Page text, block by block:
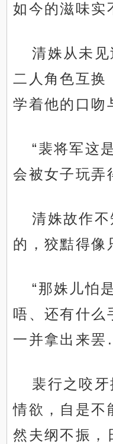
如今的滋味实
清姝从未
二人角色互换
学着他的口吻
“裴将军这
会被女子玩弄
清姝故作
的，狡黠得像
“那姝儿怕
唔、还有什
一并拿出来
裴行之咬
情欲，自是不
然夫纲不振，